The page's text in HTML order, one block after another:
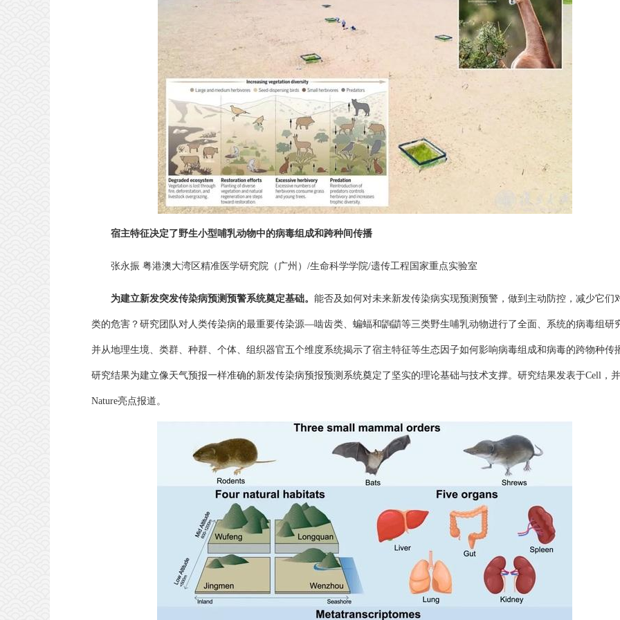
宿主特征决定了野生小型哺乳动物中的病毒组成和跨种间传播
张永振 粤港澳大湾区精准医学研究院（广州）/生命科学学院/遗传工程国家重点实验室
为建立新发突发传染病预测预警系统奠定基础。 能否及如何对未来新发传染病实现预测预警，做到主动防控，减少它们
类的危害？研究团队对人类传染病的最重要传染源—啮齿类、蝙蝠和鼩鼱等三类野生哺乳动物进行了全面、系统的病毒组研
并从地理生境、类群、种群、个体、组织器官五个维度系统揭示了宿主特征等生态因子如何影响病毒组成和病毒的跨物种传
研究结果为建立像天气预报一样准确的新发传染病预报预测系统奠定了坚实的理论基础与技术支撑。研究结果发表于Cell，
Nature亮点报道。